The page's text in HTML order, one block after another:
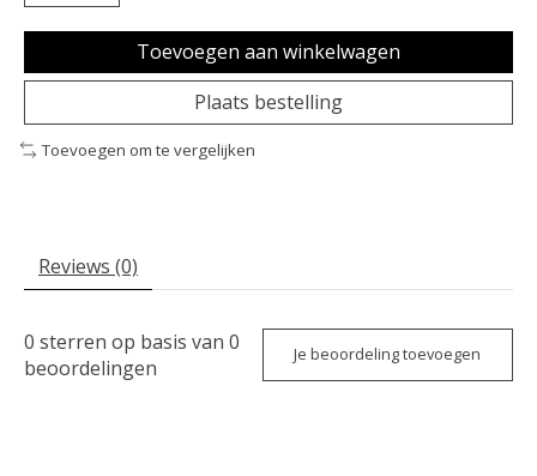
Toevoegen aan winkelwagen
Plaats bestelling
Toevoegen om te vergelijken
Reviews (0)
0 sterren op basis van 0
beoordelingen
Je beoordeling toevoegen